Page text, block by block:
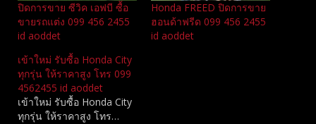
ปิดการขาย ซีวิค เอฟบี ซื้อ
ขายรถแต่ง 099 456 2455
id aoddet
Honda FREED ปิดการขาย
ฮอนด้าฟรีด 099 456 2455
id aoddet
เข้าใหม่ รับซื้อ Honda City
ทุกรุ่น ให้ราคาสูง โทร 099
4562455 id aoddet
เข้าใหม่ รับซื้อ Honda City
ทุกรุ่น ให้ราคาสูง โทร…